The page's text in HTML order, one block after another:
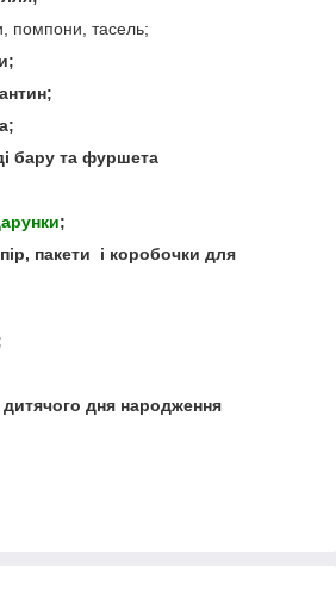
помпони, тасель;
бару та фуршета
;
пакети і коробочки для
дня народження